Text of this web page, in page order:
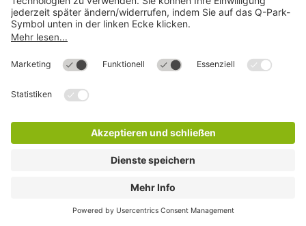
Q-Park Forum
32 Min.